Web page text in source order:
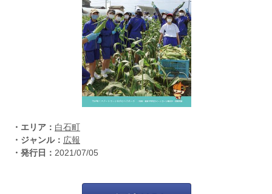
ジャンル
エリア
・エリア： 白石町
・ジャンル： 広報
・発行日： 2021/07/05
↓↓ ebooks専用本棚 ↓↓